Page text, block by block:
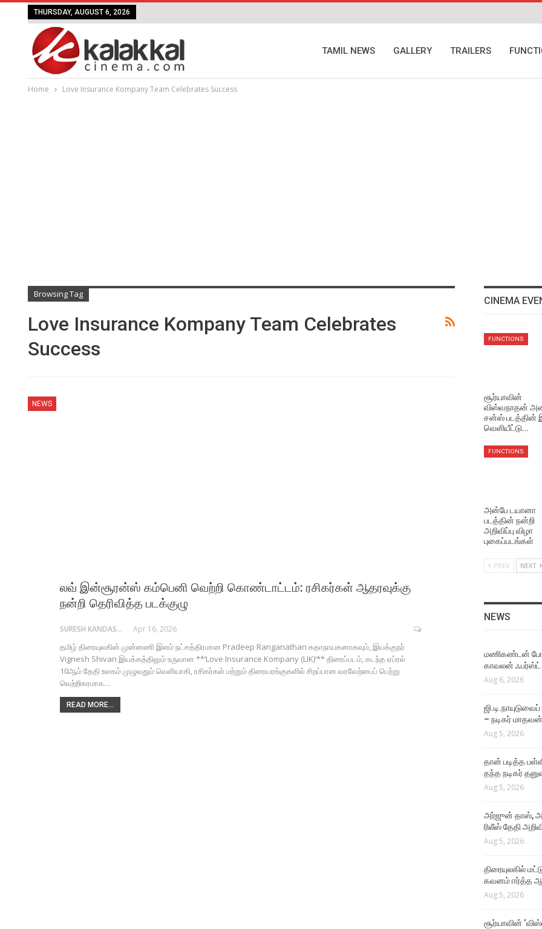
THURSDAY, AUGUST 6, 2026
TAMIL NEWS GALLERY TRAILERS
Home Love Insurance Kompany Team Celebrates Success
Browsing Tag
Love Insurance Kompany Team Celebrates
Success
NEWS
லவ் இன்சூரன்ஸ் கம்பெனி வெற்றி கொண்டாட்டம்: ரசிகர்கள் ஆதரவுக்கு
நன்றி தெரிவித்த படக்குழு
SURESH KANDASAMY Apr 16, 2026
தமிழ் திரையுலகின் முன்னணி இளம் நட்சத்திரமான Pradeep Ranganathan கதாநாயகனாகவும், இயக்குநர்
Vignesh Shivan இயக்கத்திலும் உருவான **‘Love Insurance Kompany (LIK)’** திரைப்படம், கடந்த ஏப்ரல்
10ஆம் தேதி உலகம் முழுவதும் வெளியாகி, ரசிகர்கள் மற்றும் திரையரங்குகளில் சிறப்பான வரவேற்பைப் பெற்று
வெற்றிகரமாக…
READ MORE...
CINEMA
FUNCTIONS
சூர்யாவின்
விஸ்வநாதன்
சன்ஸ் படத்தின்
வெளியீட்டு…
FUNCTIONS
அன்பே டயானா
படத்தின் நன்றி
அறிவிப்பு விழா
புகைப்படங்கள்
PREV NEXT
NEWS
மணிகண்டன்
காவலன் ஃபர்ஸ்ட்
Aug 6, 2026
– நடிகர் மாதவன்
Aug 5, 2026
தான் படித்த
தந்த நடிகர்
Aug 5, 2026
அர்ஜுன் தாஸ்,
ரிலீஸ் தேதி
Aug 5, 2026
திரையுலகில்
கவனம் ஈர்த்த
Aug 5, 2026
சூர்யாவின்
EVENTS VIDEOS
LATEST VIDEOS
அவரைப் பார்த்து தான் நான்
ஆசைப்பட்டேன் !
LATEST VIDEOS
அவருக்கும் எனக்கும் தேசிய
சூர்யாவின் விஸ்வநாதன்
LATEST VIDEOS
இயக்குனர் சசிகுமார்
பேசுவதை ரசித்த அபர்ணா
EVENTS VIDEOS
தாடி இல்லாம எப்போ நடிப்பீங்க